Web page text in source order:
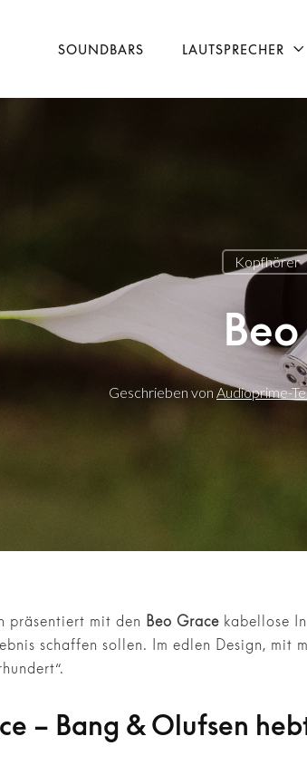
SOUNDBARS LAUTSPRECHER
Kopfhörer
Geschrieben von Audioprime-
präsentiert mit den Beo Grace kabellose
schaffen sollen. Im edlen Design, mit
– Bang & Olufsen